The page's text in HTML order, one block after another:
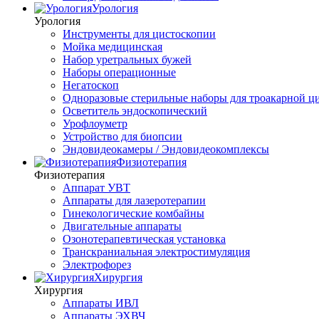
Урология
Урология
Инструменты для цистоскопии
Мойка медицинская
Набор уретральных бужей
Наборы операционные
Негатоскоп
Одноразовые стерильные наборы для троакарной
Осветитель эндоскопический
Урофлоуметр
Устройство для биопсии
Эндовидеокамеры / Эндовидеокомплексы
Физиотерапия
Физиотерапия
Аппарат УВТ
Аппараты для лазеротерапии
Гинекологические комбайны
Двигательные аппараты
Озонотерапевтическая установка
Транскраниальная электростимуляция
Электрофорез
Хирургия
Хирургия
Аппараты ИВЛ
Аппараты ЭХВЧ